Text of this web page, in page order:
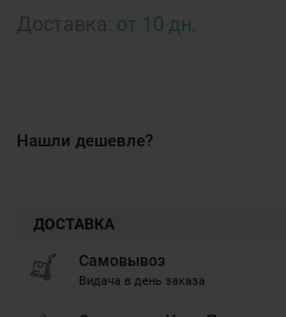
от 10 дн.
Нашли дешевле?
ДОСТАВКА
Самовывоз
Видача в день заказа